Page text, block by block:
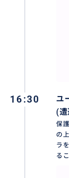
16:30
ユ
(遭
保
の
ラ
る